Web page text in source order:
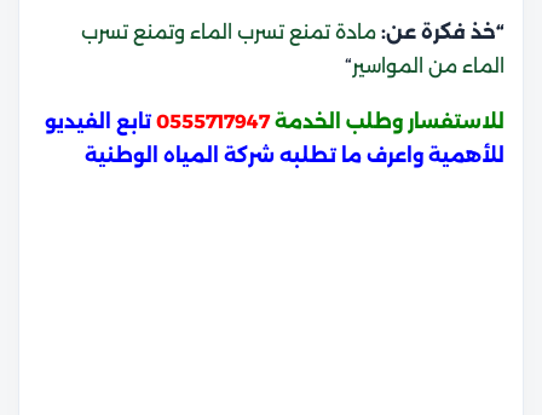
“خذ فكرة عن: مادة تمنع تسرب الماء وتمنع تسرب
الماء من المواسير“
للاستفسار وطلب الخدمة 0555717947 تابع الفيديو
للأهمية واعرف ما تطلبه شركة المياه الوطنية